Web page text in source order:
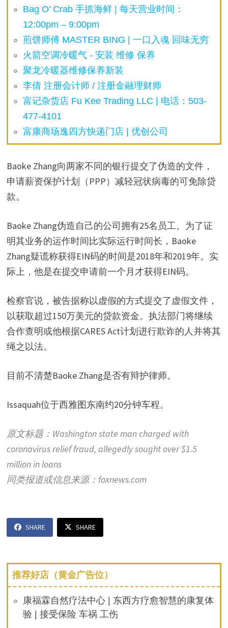
Bag O’ Crab 手抓海鲜 | 每天营业时间：
12:00pm – 9:00pm
煎饼师傅 MASTER BING | 一口入魂 回味无穷
火箭空调冷暖气 - 安装 维修 保养
聚龙冷暖器维修保养新装
李倩 注册会计师 / 注册金融理财师
富记杂货店 Fu Kee Trading LLC | 电话：503-
477-4101
富康商场逸四方快递门店 | 优创公司
Baoke Zhang向两家不同的银行提交了伪造的文件，
申请薪资保护计划（PPP）减轻冠状病毒的可免除贷
款。
Baoke Zhang伪造自己的公司拥有25名员工。为了证
明其业务的运作时间比实际运行时间长，Baoke
Zhang疑谎称获得EIN码的时间是2018年和2019年。实
际上，他是在提交申请前一个月才获得EIN码。
检察官说，被告据称以虚假的方式提交了虚假文件，
以获取超过150万美元的贷款资金。执法部门将继续
合作查明或他根据CARES Act计划进行欺诈的人并将其
绳之以法。
目前不清楚Baoke Zhang是否有辩护律师。
Issaquah位于西雅图东南约20分钟车程。
原文标题：Washington state man charged with
coronavirus relief fraud, allegedly sought over $1.5
million in loans
同类报道或信息来源：foxnews.com
SHARE SHARE
推荐好店（黄金广告位）
康福霖自然疗法中心 | 东西方疗愈智慧的康复体
验 | 接受保险 车祸 工伤